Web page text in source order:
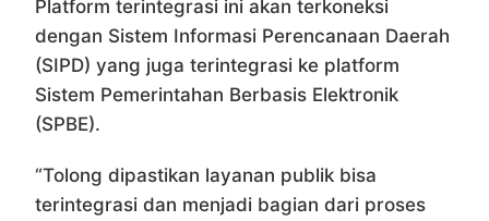
Platform terintegrasi ini akan terkoneksi
dengan Sistem Informasi Perencanaan Daerah
(SIPD) yang juga terintegrasi ke platform
Sistem Pemerintahan Berbasis Elektronik
(SPBE).
“Tolong dipastikan layanan publik bisa
terintegrasi dan menjadi bagian dari proses